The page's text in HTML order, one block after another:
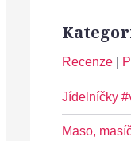
Recenze
Jídelníčky
Maso,